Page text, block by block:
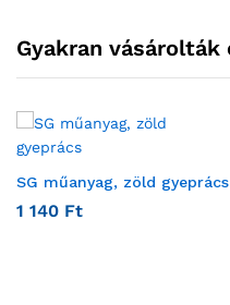
Gyakran
SG műanyag, zöld gyeprács
1 140 Ft